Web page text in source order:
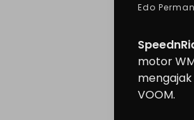
Edo
motor
VOOM.